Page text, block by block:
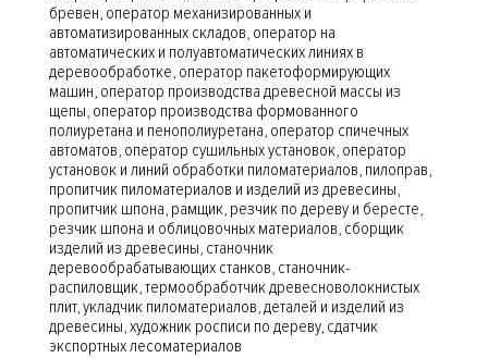
бревен, оператор механизированных и
автоматизированных складов, оператор на
автоматических и полуавтоматических линиях в
деревообработке, оператор пакетоформирующих
машин, оператор производства древесной массы из
щепы, оператор производства формованного
полиуретана и пенополиуретана, оператор спичечных
автоматов, оператор сушильных установок, оператор
установок и линий обработки пиломатериалов, пилоправ,
пропитчик пиломатериалов и изделий из древесины,
пропитчик шпона, рамщик, резчик по дереву и бересте,
резчик шпона и облицовочных материалов, сборщик
изделий из древесины, станочник
деревообрабатывающих станков, станочник-
распиловщик, термообработчик древесноволокнистых
плит, укладчик пиломатериалов, деталей и изделий из
древесины, художник росписи по дереву, сдатчик
экспортных лесоматериалов